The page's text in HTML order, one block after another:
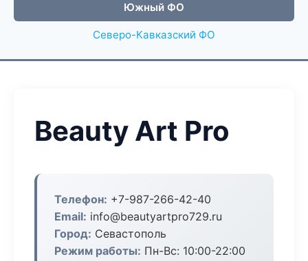
Южный ФО
Северо-Кавказский ФО
Beauty Art Pro
Телефон: +7-987-266-42-40
Email: info@beautyartpro729.ru
Город: Севастополь
Режим работы: Пн-Вс: 10:00-22:00